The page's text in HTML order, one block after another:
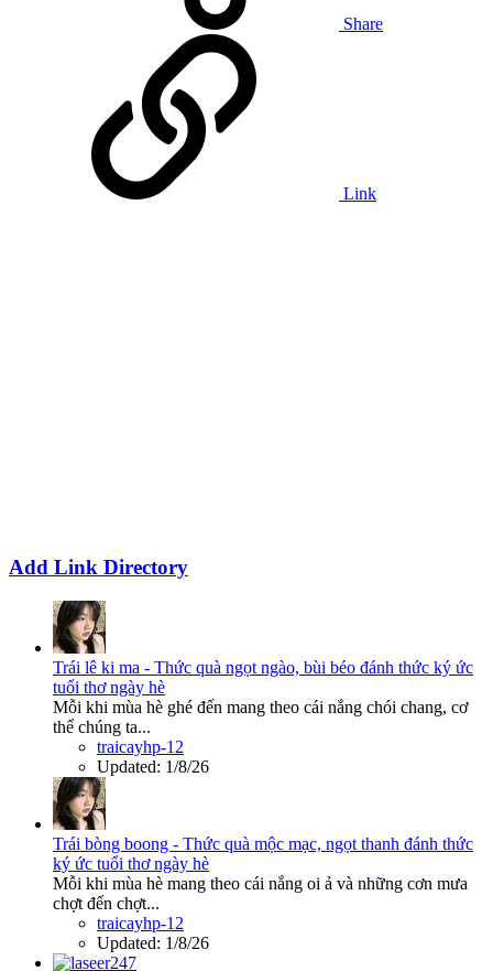
Share
Link
Add Link Directory
Trái lê ki ma - Thức quà ngọt ngào, bùi béo đánh thức ký ức
tuổi thơ ngày hè
Mỗi khi mùa hè ghé đến mang theo cái nắng chói chang, cơ
thể chúng ta...
traicayhp-12
Updated: 1/8/26
Trái bòng boong - Thức quà mộc mạc, ngọt thanh đánh thức
ký ức tuổi thơ ngày hè
Mỗi khi mùa hè mang theo cái nắng oi ả và những cơn mưa
chợt đến chợt...
traicayhp-12
Updated: 1/8/26